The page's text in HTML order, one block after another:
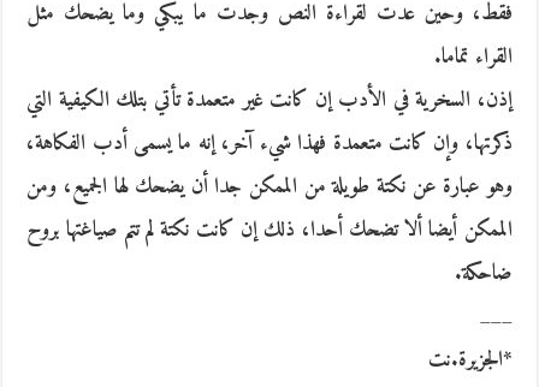
فقط، وحين عدت لقراءة النص وجدت ما يبكي وما يضحك مثل
القراء تماما.
إذن، السخرية في الأدب إن كانت غير متعمدة تأتي بتلك الكيفية التي
ذكرتها، وإن كانت متعمدة فهذا شيء آخر، إنه ما يسمى أدب الفكاهة،
وهو عبارة عن نكتة طويلة من الممكن جدا أن يضحك لها الجميع، ومن
الممكن أيضا ألا تضحك أحدا، ذلك إن كانت نكتة لم تتم صياغتها بروح
ضاحكة.
___
*الجزيرة.نت